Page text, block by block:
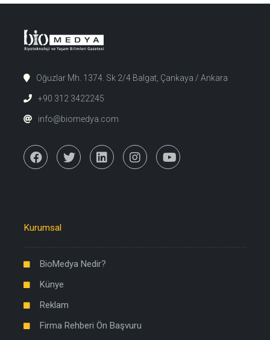
Oğuzlar Mh. 1374. Sk 2/4 Balgat, Çankaya / Ankara
+90 312 3422245
info@biomedya.com
Kurumsal
BioMedya Nedir?
Künye
Reklam
Firma Rehberi Ön Başvuru